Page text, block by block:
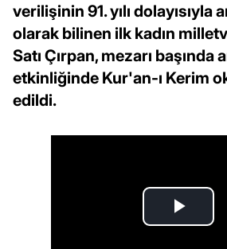
verilişinin 91. yılı dolayısıyla
olarak bilinen ilk kadın
Satı Çırpan, mezarı başında
etkinliğinde Kur'an-ı Kerim
edildi.